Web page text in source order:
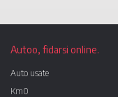
Autoo, fidarsi online.
Auto usate
Km0